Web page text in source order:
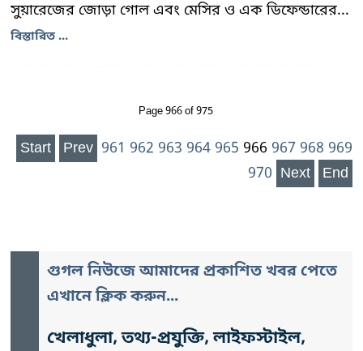
সুয়ারেজের জোড়া গোল এবং মেসির ও এক ডিফেন্ডারের...
বিস্তারিত ...
Page 966 of 975
Start Prev 961 962 963 964 965 966 967 968 969
970 Next End
গুগল নিউজে আমাদের প্রকাশিত খবর পেতে
এখানে ক্লিক করুন...
খেলাধুলা, তথ্য-প্রযুক্তি, লাইফস্টাইল,